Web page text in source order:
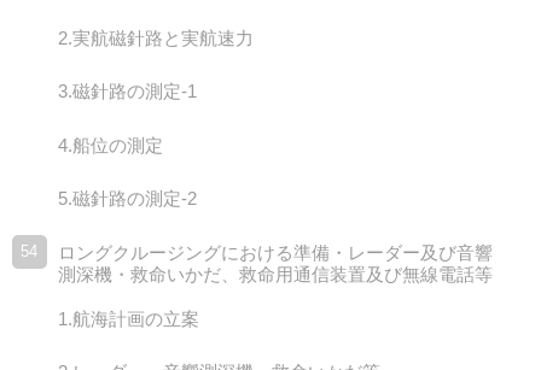
2.実航磁針路と実航速力
3.磁針路の測定-1
4.船位の測定
5.磁針路の測定-2
54
ロングクルージングにおける準備・レーダー及び音響
測深機・救命いかだ、救命用通信装置及び無線電話等
1.航海計画の立案